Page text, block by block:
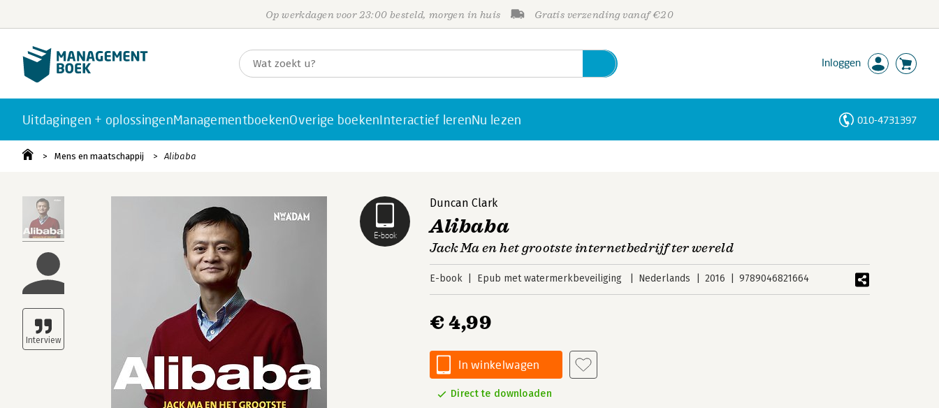
Op werkdagen voor 23:00 besteld, morgen in huis Gratis verzending vanaf €20
Inloggen
Uitdagingen + oplossingenManagementboekenOverige boekenInteractief lerenNu lezen 010-4731397
Mens en maatschappij Alibaba
E-book
Duncan Clark
Alibaba
Jack Ma en het grootste internetbedrijf ter wereld
E-book Epub met watermerkbeveiliging Nederlands 2016 9789046821664
€ 4,99
In winkelwagen
Direct te downloaden
Personen